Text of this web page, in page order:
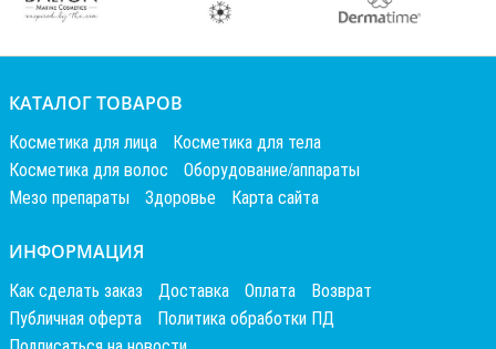
КАТАЛОГ ТОВАРОВ
Косметика для лица
Косметика для тела
Косметика для волос
Оборудование/аппараты
Мезо препараты
Здоровье Карта сайта
ИНФОРМАЦИЯ
Как сделать заказ Доставка Оплата
Возврат
Публичная оферта
Политика обработки ПД